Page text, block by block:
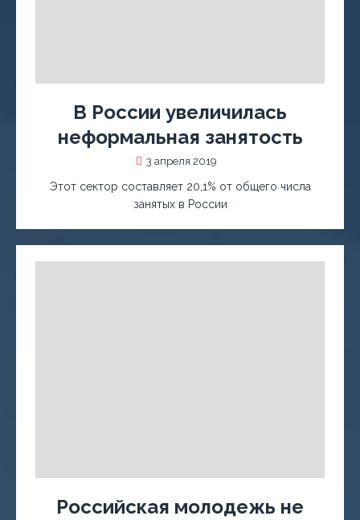
В России увеличилась
неформальная занятость
3 апреля 2019
Этот сектор составляет 20,1% от общего числа
занятых в России
Российская молодежь не